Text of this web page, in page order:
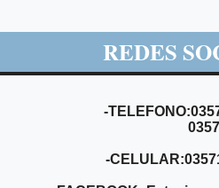
REDES
-
03571 -
-